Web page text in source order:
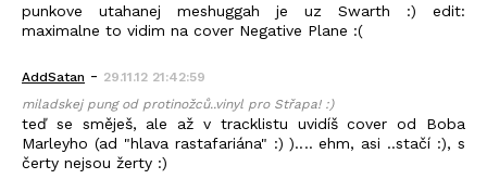
punkove utahanej meshuggah je uz Swarth :) edit:
maximalne to vidim na cover Negative Plane :(
AddSatan - 29.11.12 21:42:59
miladskej pung od protinožců..vinyl pro Střapa! :)
teď se směješ, ale až v tracklistu uvidíš cover od Boba
Marleyho (ad "hlava rastafariána" :) ).... ehm, asi ..stačí :), s
čerty nejsou žerty :)